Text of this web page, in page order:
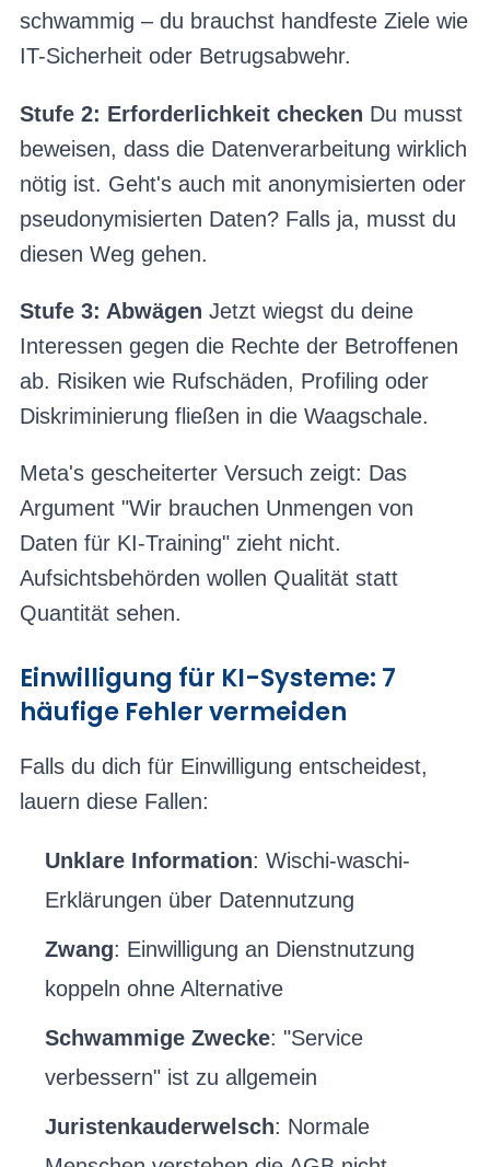
schwammig – du brauchst handfeste Ziele wie
IT-Sicherheit oder Betrugsabwehr.
Stufe 2: Erforderlichkeit checken Du musst
beweisen, dass die Datenverarbeitung wirklich
nötig ist. Geht's auch mit anonymisierten oder
pseudonymisierten Daten? Falls ja, musst du
diesen Weg gehen.
Stufe 3: Abwägen Jetzt wiegst du deine
Interessen gegen die Rechte der Betroffenen
ab. Risiken wie Rufschäden, Profiling oder
Diskriminierung fließen in die Waagschale.
Meta's gescheiterter Versuch zeigt: Das
Argument "Wir brauchen Unmengen von
Daten für KI-Training" zieht nicht.
Aufsichtsbehörden wollen Qualität statt
Quantität sehen.
Einwilligung für KI-Systeme: 7
häufige Fehler vermeiden
Falls du dich für Einwilligung entscheidest,
lauern diese Fallen:
Unklare Information: Wischi-waschi-
Erklärungen über Datennutzung
Zwang: Einwilligung an Dienstnutzung
koppeln ohne Alternative
Schwammige Zwecke: "Service
verbessern" ist zu allgemein
Juristenkauderwelsch: Normale